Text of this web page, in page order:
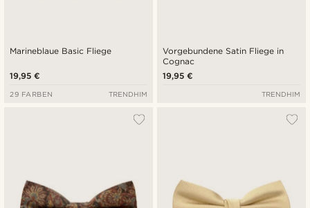
Marineblaue Basic Fliege
19,95 €
29 FARBEN TRENDHIM
Vorgebundene Satin Fliege in
Cognac
19,95 €
TRENDHIM